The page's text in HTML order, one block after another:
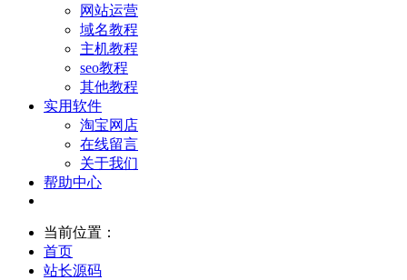
网站运营
域名教程
主机教程
seo教程
其他教程
实用软件
淘宝网店
在线留言
关于我们
帮助中心
当前位置：
首页
站长源码